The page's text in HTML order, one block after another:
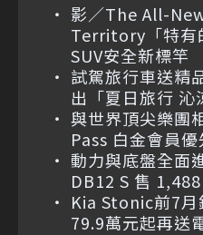
影／The All-
Territory「特有
SUV安全新標竿
試駕旅行車送精
出「夏日旅行 沁
與世界頂尖樂團
Pass 白金會員
動力與底盤全面
DB12 S 售
Kia Stonic前7
79.9萬元起再送